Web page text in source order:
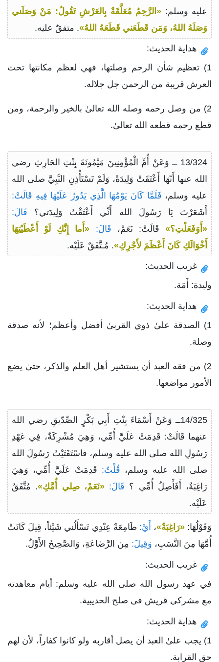
عليه وسلم: «الرَّحِمُ مُعَلَّقَةٌ بِالعَرْشِ تَقُولُ: مَنْ وَصَلَني
وَصَلَهُ اللهُ، وَمَن قَطَعَني قَطَعَهُ اللهُ». متفقٌ عليه.
هداية الحديث:
1) تعظيم شأن الرحم وصلتها، فهي لعظم مكانتها تحت
العرش قريبة من الرحمن جل جلاله.
2) من وصل رحمه وصله الله تعالىٰ بالخير والرحمة، ومن
قطع رحمه قطعه الله تعالىٰ.
13/324 ــ وَعَنْ أُمِّ الْمُؤْمِنِينَ مَيْمُونَةَ بِنْتِ الحَارِثِ رضي
الله عنها أَنّهَا أَعْتَقَتْ وَلِيدَةً، وَلَمْ تَسْتَأْذِنِ النَّبِيَّ صلى الله
عليه وسلم، فَلَمَّا كَانَ يَوْمُهَا الَّذِي يَدُورُ عَلَيْهَا فِيهِ قَالَتْ:
أَشَعَرْتَ يَا رَسُولَ الله أَنِّي أَعْتَقْتُ وَلِيدَتي؟ قَالَ:
«أَوَفَعَلْتِ؟»قَالَتْ: نَعَمْ، قَالَ:
«أَما إِنَّكِ لَوْ أَعْطَيْتِهَا
أَخْوَالَكِ كَانَ أَعْظَمَ لأَجْرِكِ». مُـتَّفَقٌ عَلَيْه.
غريب الحديث:
وليدة: أَمَة.
هداية الحديث:
1) الصدقة علىٰ ذوي القربىٰ أفضل وأعظم؛ لأنه صدقة
وصلة.
2) من فقه العبد أن يستشير أهل العلم والذكر، حتىٰ يضع
الأمور مواضعها.
14/325ــ وَعَنْ أَسْمَاءَ بِنْتِ أَبِي بَكْرٍ الصِّدّيقِ رضي الله
عنهما قَالَتْ: قَدِمَتْ عَلَيَّ أُمِّي، وَهِيَ مُشْرِكَةٌ، فِي عَهْدِ
رَسُولِ الله صلى الله عليه وسلم، فاسْتَفَتَيْتُ رَسُولَ الله
صلى الله عليه وسلم، قُلْتُ: قَدِمَتْ عَلَيَّ أُمِّي، وَهِيَ
رَاغِبَةٌ، أَفَأَصِلُ أُمِّي ؟ قَالَ: «نَعَمْ، صِلي أُمَّكِ». مُتَّفَقٌ
عَلَيْه.
وَقَوْلُهَا:«رَاغِبَةٌ»، أَيْ: طَامِعَةٌ عِنْدِي تَسْأَلُني شَيْئاً، قِيلَ كَانَتْ
أُمَّهَا مِنَ النَّسَبِ، وَقِيلَ: مِنَ الرَّضَاعَةِ، وَالصَّحِيحُ الأَوَّلُ.
غريب الحديث:
في عهد رسول الله صلى الله عليه وسلم: أيام معاهدته
مع مشركي قريش في صلح الحديبية.
هداية الحديث:
1) يجب علىٰ العبد أن يصل أقاربه ولو كانوا كفاراً، لأن لهم
حق القرابة.